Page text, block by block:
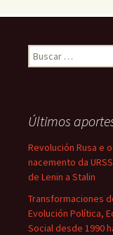
Buscar:
Últimos
Revolución Rusa e o
nacemento da
de Lenin a Stalin
Transformaciones
Evolución Política,
Social desde 1990